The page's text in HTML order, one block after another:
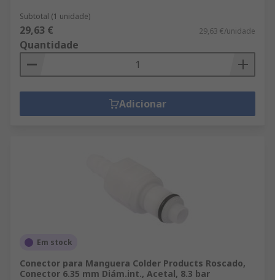
Subtotal (1 unidade)
29,63 € 29,63 €/unidade
Quantidade
Adicionar
Em stock
Conector para Manguera Colder Products Roscado,
Conector 6.35 mm Diám.int., Acetal, 8.3 bar